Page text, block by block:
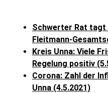
Schwerter Rat
Fleitmann-
Kreis Unna: Viele
Regelung positiv
Corona: Zahl der
Unna (4.5.2021)